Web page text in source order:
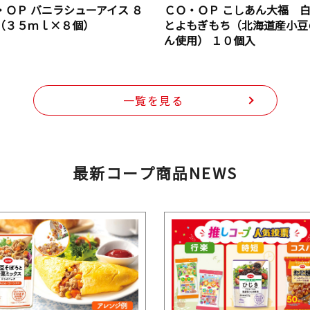
ＯＰ バニラシューアイス ８
３５ｍｌ×８個）
ＣＯ・ＯＰ こしあん大福
とよもぎもち（北海道産小
ん使用） １０個入
一覧を見る
最新コープ商品NEWS